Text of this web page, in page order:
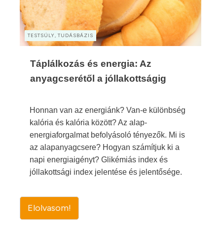
TESTSÚLY, TUDÁSBÁZIS
Táplálkozás és energia: Az
anyagcserétől a jóllakottságig
Honnan van az energiánk? Van-e különbség
kalória és kalória között? Az alap-
energiaforgalmat befolyásoló tényezők. Mi is
az alapanyagcsere? Hogyan számítjuk ki a
napi energiaigényt? Glikémiás index és
jóllakottsági index jelentése és jelentősége.
Elolvasom!